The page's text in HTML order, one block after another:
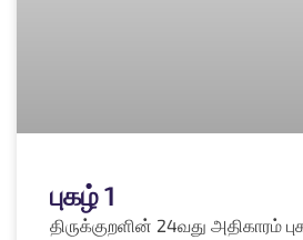
புகழ் 1
திருக்குறளின் 24வது அதிகாரம்